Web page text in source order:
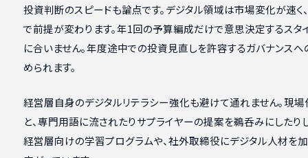
投資判断のスピードも論点です。デジタル領域は市場変化が速く
で前提が変わります。年1回の予算編成だけで意思決定するスタ
に合いません。年度途中での投資見直しを許容するガバナンス
められます。
経営層自身のデジタルリテラシー強化も避けて通れません。現
と、専門用語に流されたりサプライヤーの提案を鵜呑みにしたり
経営層向けの学習プログラムや、社外取締役にデジタル人材を